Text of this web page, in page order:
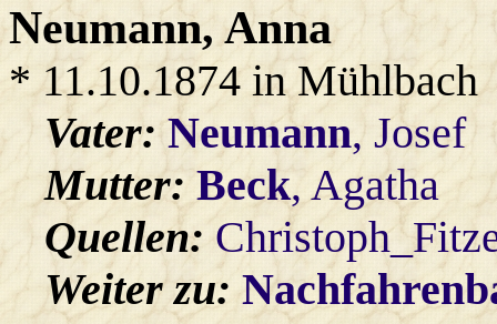
Neumann, Anna
* 11.10.1874 in Mühlbach
Vater:Neumann, Josef
Mutter: Beck, Agatha
Quellen:
Weiter zu: